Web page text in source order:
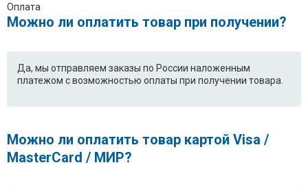
Оплата
Можно ли оплатить товар при получении?
Да, мы отправляем заказы по России наложенным
платежом с возможностью оплаты при получении товара.
Можно ли оплатить товар картой Visa /
MasterCard / МИР?